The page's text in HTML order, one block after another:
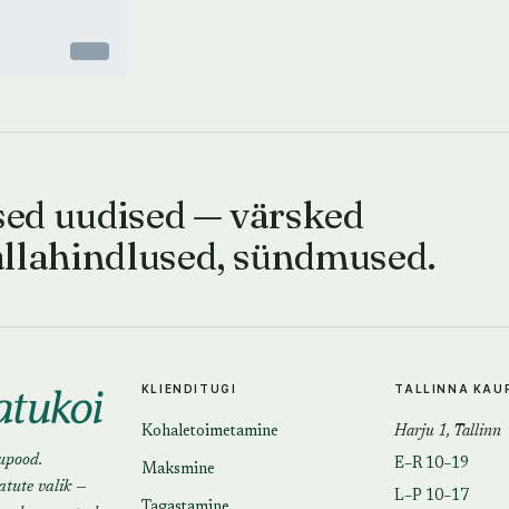
uudised — värsked
sündmused.
valik —
KLIENDITUGI
Kohaletoimetamine
Maksmine
TALLINNA
Harju 1, Tallinn
E–R 10–19
L–P 10–17